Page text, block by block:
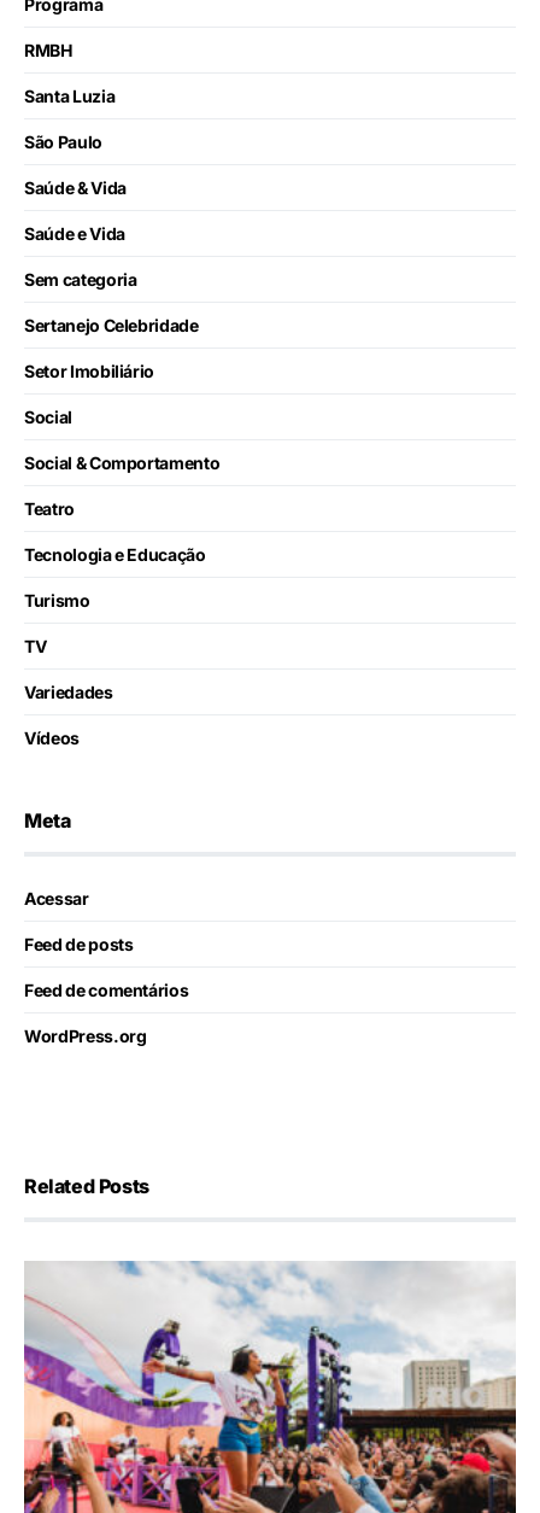
RMBH
Santa Luzia
São Paulo
Saúde & Vida
Saúde e Vida
Sem categoria
Sertanejo Celebridade
Setor Imobiliário
Social
Social & Comportamento
Teatro
Tecnologia e Educação
Turismo
TV
Variedades
Vídeos
Meta
Acessar
Feed de posts
Feed de comentários
WordPress.org
Related Posts